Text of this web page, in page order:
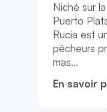
Niché sur
Puerto
Rucia est
pêcheurs
mas...
En savoir